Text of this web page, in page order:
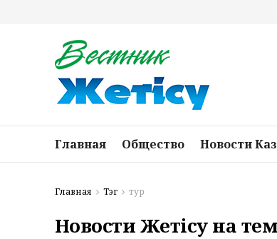
Главная Общество Новости
Главная Тэг тур
Новости Жетісу на